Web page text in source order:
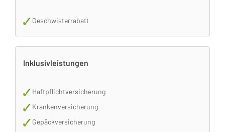
Geschwisterrabatt
Inklusivleistungen
Haftpflichtversicherung
Krankenversicherung
Gepäckversicherung